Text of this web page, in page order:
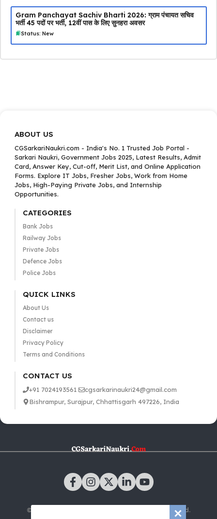
Gram Panchayat Sachiv Bharti 2026: ग्राम पंचायत सचिव
भर्ती 45 पदों पर भर्ती, 12वीं पास के लिए सुनहरा अवसर
Status: New
ABOUT US
CGSarkariNaukri.com - India's No. 1 Trusted Job Portal -
Sarkari Naukri, Government Jobs 2025, Latest Results, Admit
Card, Answer Key, Cut-off, Merit List, and Online Application
Forms. Explore IT Jobs, Fresher Jobs, Work from Home
Jobs, High-Paying Private Jobs, and Internship
Opportunities.
CATEGORIES
Bank Jobs
Railway Jobs
Private Jobs
Defence Jobs
Police Jobs
QUICK LINKS
About Us
Contact us
Disclaimer
Privacy Policy
Terms and Conditions
CONTACT US
+91 7024193561
cgsarkarinaukri24@gmail.com
Bishrampur, Surajpur, Chhattisgarh 497226, India
© 2025 CGSarkariNaukri.com | All rights reserved.